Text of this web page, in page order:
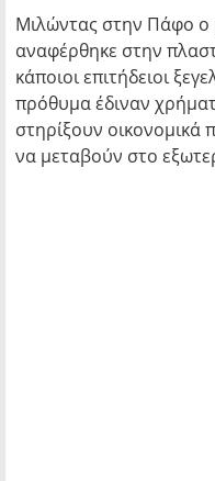
Μιλώντας στην Πάφο
αναφέρθηκε στην
κάποιοι επιτήδειοι
πρόθυμα έδιναν
στηρίξουν οικονομικά
να μεταβούν στο